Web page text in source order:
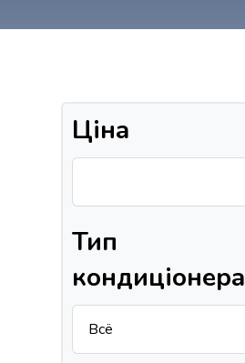
Ціна
Тип
кондиціонера